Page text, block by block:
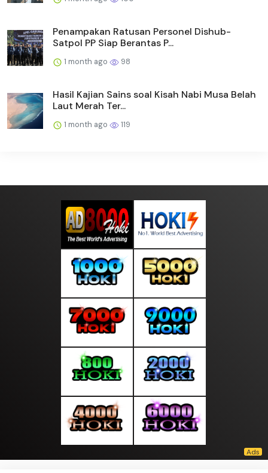
Penampakan Ratusan Personel Dishub-
Satpol PP Siap Berantas P...
1 month ago 98
Hasil Kajian Sains soal Kisah Nabi Musa Belah
Laut Merah Ter...
1 month ago 119